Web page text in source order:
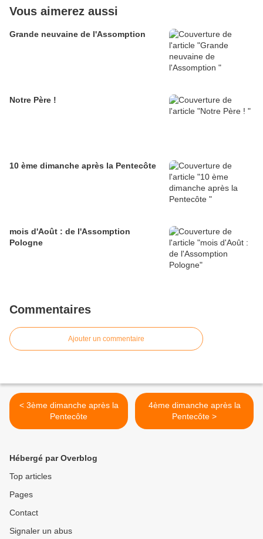
Vous aimerez aussi
Grande neuvaine de l'Assomption
Notre Père !
10 ème dimanche après la Pentecôte
mois d'Août : de l'Assomption
Pologne
Commentaires
Ajouter un commentaire
< 3ème dimanche après la
Pentecôte
4ème dimanche après la
Pentecôte >
Hébergé par Overblog
Top articles
Pages
Contact
Signaler un abus